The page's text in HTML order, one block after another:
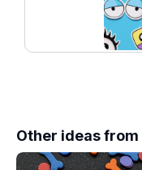
Other ideas from